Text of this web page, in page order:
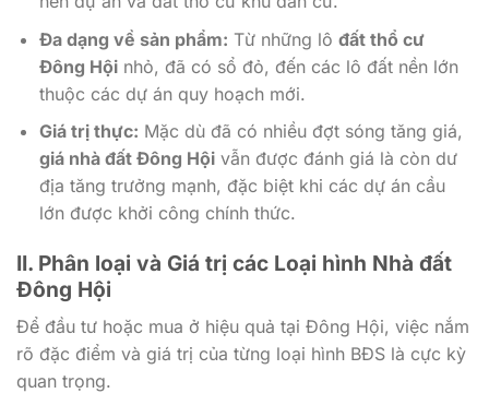
Đa dạng về sản phẩm: Từ những lô đất thổ cư
Đông Hộinhỏ, đã có sổ đỏ, đến các lô đất nền lớn
thuộc các dự án quy hoạch mới.
Giá trị thực: Mặc dù đã có nhiều đợt sóng tăng giá,
giá nhà đất Đông Hộivẫn được đánh giá là còn dư
địa tăng trưởng mạnh, đặc biệt khi các dự án cầu
lớn được khởi công chính thức.
II. Phân loại và Giá trị các Loại hình Nhà đất
Đông Hội
Để đầu tư hoặc mua ở hiệu quả tại Đông Hội, việc nắm
rõ đặc điểm và giá trị của từng loại hình BĐS là cực kỳ
quan trọng.